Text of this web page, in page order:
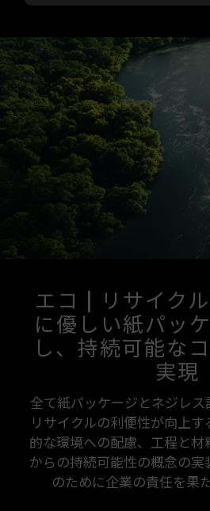
エコ | リサイク
に優しい紙パッ
し、持続可能な
実現
全て紙パッケージとネジレス
リサイクルの利便性が向上
的な環境への配慮、工程と材
からの持続可能性の概念の
のために企業の責任を果